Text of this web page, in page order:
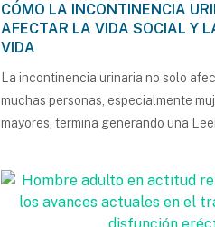
CÓMO LA INCONTINENCIA
AFECTAR LA VIDA SOCIAL Y
VIDA
La incontinencia urinaria no solo
muchas personas, especialmente
mayores, termina generando una